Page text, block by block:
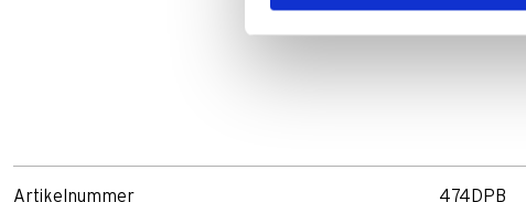
Artikelnummer 474DPB